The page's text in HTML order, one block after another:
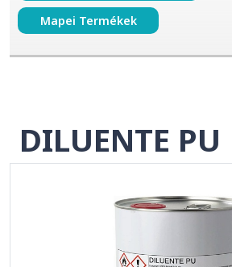
Mapei Termékek
DILUENTE PU